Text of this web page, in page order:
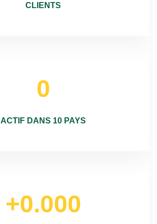
CLIENTS
0
ACTIF DANS 10 PAYS
+0.000